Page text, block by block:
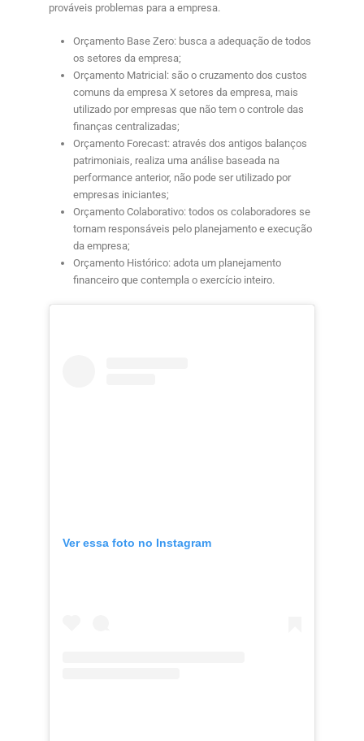
prováveis problemas para a empresa.
Orçamento Base Zero: busca a adequação de todos
os setores da empresa;
Orçamento Matricial: são o cruzamento dos custos
comuns da empresa X setores da empresa, mais
utilizado por empresas que não tem o controle das
finanças centralizadas;
Orçamento Forecast: através dos antigos balanços
patrimoniais, realiza uma análise baseada na
performance anterior, não pode ser utilizado por
empresas iniciantes;
Orçamento Colaborativo: todos os colaboradores se
tornam responsáveis pelo planejamento e execução
da empresa;
Orçamento Histórico: adota um planejamento
financeiro que contempla o exercício inteiro.
Ver essa foto no Instagram